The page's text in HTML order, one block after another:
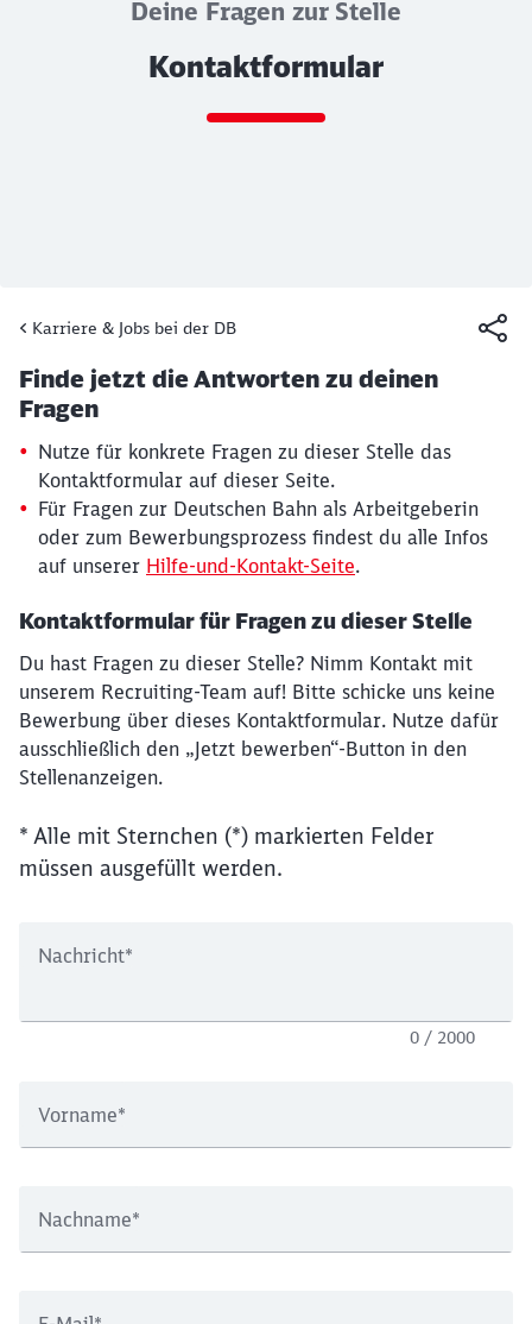
Deine Fragen zur Stelle
Kontaktformular
Ende des Sliders
Karriere & Jobs bei der DB
19. März 2026, 15:13 Uhr
Artikel:
Kontaktformular
Finde jetzt die Antworten zu deinen
Fragen
Nutze für konkrete Fragen zu dieser Stelle das
Kontaktformular auf dieser Seite.
Für Fragen zur Deutschen Bahn als Arbeitgeberin
oder zum Bewerbungsprozess findest du alle Infos
auf unserer Hilfe-und-Kontakt-Seite.
Kontaktformular für Fragen zu dieser Stelle
Du hast Fragen zu dieser Stelle? Nimm Kontakt mit
unserem Recruiting-Team auf! Bitte schicke uns keine
Bewerbung über dieses Kontaktformular. Nutze dafür
ausschließlich den „Jetzt bewerben“-Button in den
Stellenanzeigen.
* Alle mit Sternchen (*) markierten Felder
müssen ausgefüllt werden.
Nachricht*
0 / 2000
Vorname*
Nachname*